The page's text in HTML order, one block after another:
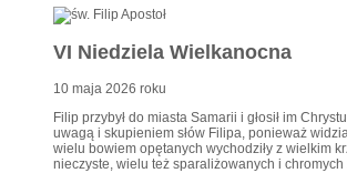
VI Niedziela Wielkanocna
10 maja 2026 roku
Filip przybył do miasta Samarii i głosił im
uwagą i skupieniem słów Filipa, ponieważ
wielu bowiem opętanych wychodziły z wielkim
nieczyste, wielu też sparaliżowanych i chromych